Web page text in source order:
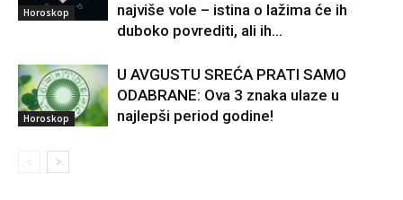
Horoskop
najviše vole – istina o lažima će ih
duboko povrediti, ali ih...
Horoskop
U AVGUSTU SREĆA PRATI SAMO
ODABRANE: Ova 3 znaka ulaze u
najlepši period godine!